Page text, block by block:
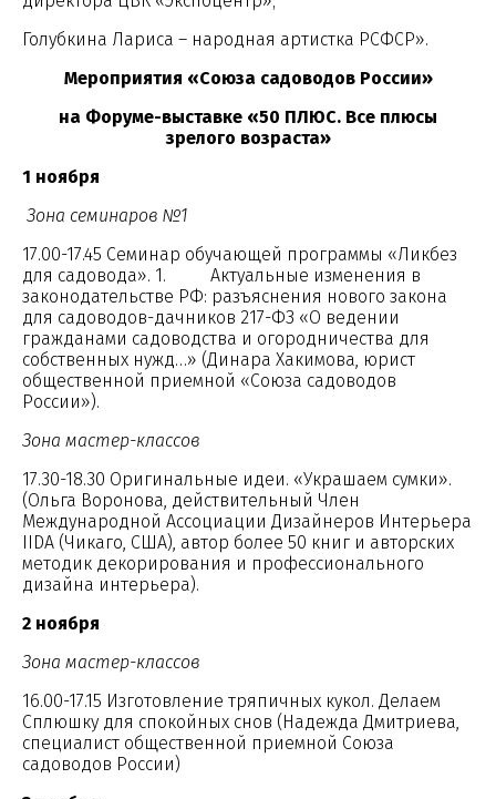
Голубкина Лариса – народная артистка РСФСР».
Мероприятия «Союза садоводов России»
на Форуме-выставке «50 ПЛЮС. Все плюсы
зрелого возраста»
1 ноября
Зона семинаров №1
17.00-17.45 Семинар обучающей программы «Ликбез
для садовода». 1. Актуальные изменения в
законодательстве РФ: разъяснения нового закона
для садоводов-дачников 217-ФЗ «О ведении
гражданами садоводства и огородничества для
собственных нужд…» (Динара Хакимова, юрист
общественной приемной «Союза садоводов
России»).
Зона мастер-классов
17.30-18.30 Оригинальные идеи. «Украшаем сумки».
(Ольга Воронова, действительный Член
Международной Ассоциации Дизайнеров Интерьера
IIDA (Чикаго, США), автор более 50 книг и авторских
методик декорирования и профессионального
дизайна интерьера).
2 ноября
Зона мастер-классов
16.00-17.15 Изготовление тряпичных кукол. Делаем
Сплюшку для спокойных снов (Надежда Дмитриева,
специалист общественной приемной Союза
садоводов России)